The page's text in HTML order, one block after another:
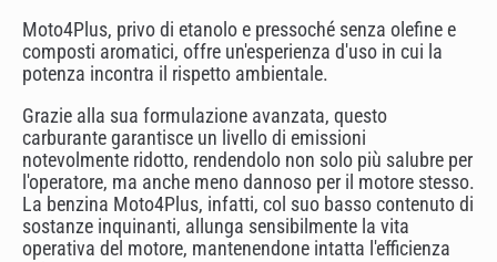
Moto4Plus, privo di etanolo e pressoché senza olefine e
composti aromatici, offre un'esperienza d'uso in cui la
potenza incontra il rispetto ambientale.
Grazie alla sua formulazione avanzata, questo
carburante garantisce un livello di emissioni
notevolmente ridotto, rendendolo non solo più salubre per
l'operatore, ma anche meno dannoso per il motore stesso.
La benzina Moto4Plus, infatti, col suo basso contenuto di
sostanze inquinanti, allunga sensibilmente la vita
operativa del motore, mantenendone intatta l'efficienza